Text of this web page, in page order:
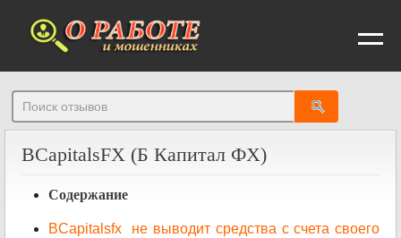
BCapitalsFX (Б Капитал ФХ)
Содержание
BCapitalsfx не выводит средства с счета своего